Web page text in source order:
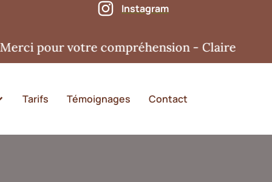
Instagram
votre compréhension - Claire
Tarifs Témoignages Contact